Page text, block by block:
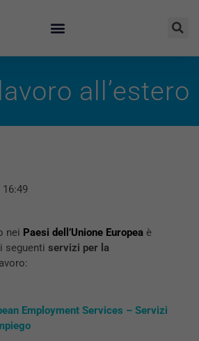
all’estero
16:49
nei Paesi dell’Unione Europea è
seguenti servizi per la
Employment Services – Servizi